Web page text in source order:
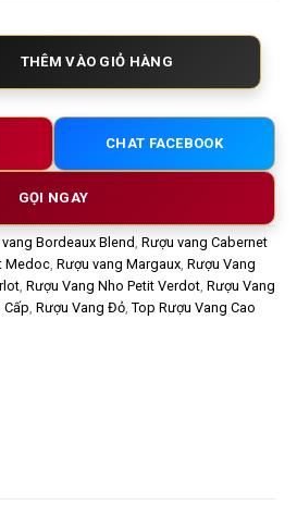
Marquis d'Alesme 2017 – Thăng
THÊM VÀO GIỎ HÀNG
CHAT FACEBOOK
GỌI NGAY
Bordeaux Blend , Rượu vang Cabernet
Medoc, Rượu vang Margaux, Rượu Vang
, Rượu Vang Nho Petit Verdot, Rượu Vang
Cấp, Rượu Vang Đỏ, Top Rượu Vang Cao